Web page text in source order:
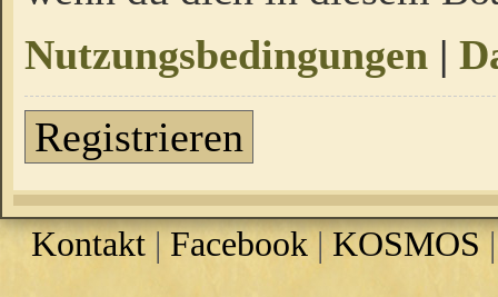
Nutzungsbedingungen |
Registrieren
Kontakt | Facebook |KOSMOS